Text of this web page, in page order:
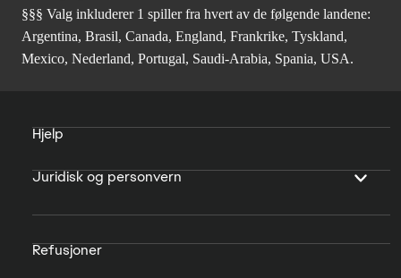
§§§ Valg inkluderer 1 spiller fra hvert av de følgende landene:
Argentina, Brasil, Canada, England, Frankrike, Tyskland,
Mexico, Nederland, Portugal, Saudi-Arabia, Spania, USA.
Hjelp
Juridisk og personvern
Refusjoner